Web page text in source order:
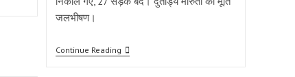
जलभीषण।
Continue Readingनाशिक